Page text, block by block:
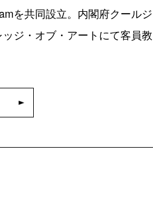
を共同設立。内閣府クールジ
ジ・オブ・アートにて客員教